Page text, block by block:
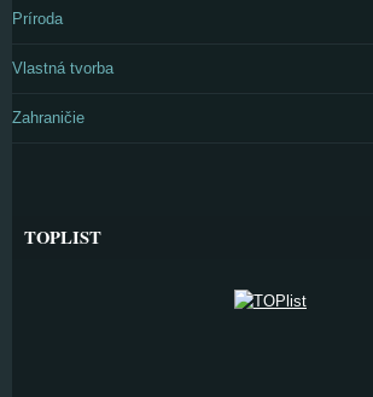
Príroda
Vlastná tvorba
Zahraničie
TOPLIST